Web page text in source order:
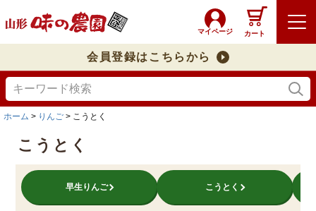
マイページ カート
会員登録はこちらから
ホーム りんご こうとく
こうとく
早生りんご こうとく